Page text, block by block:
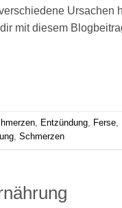
Ursachen
mit diesem
Entzündung Ferse
Schmerzen